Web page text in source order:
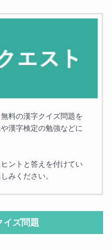
料の漢字クイズ問題を
漢字検定の勉強などに
ントと答えを付けてい
みください。
イズ問題